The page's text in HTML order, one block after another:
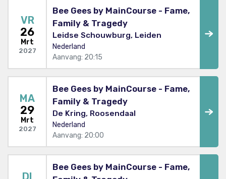
VR
26
Mrt
2027
Bee Gees by MainCourse - Fame,
Family & Tragedy
Leidse Schouwburg, Leiden
Nederland
Aanvang: 20:15
MA
29
Mrt
2027
Bee Gees by MainCourse - Fame,
Family & Tragedy
De Kring, Roosendaal
Nederland
Aanvang: 20:00
Bee Gees by MainCourse - Fame,